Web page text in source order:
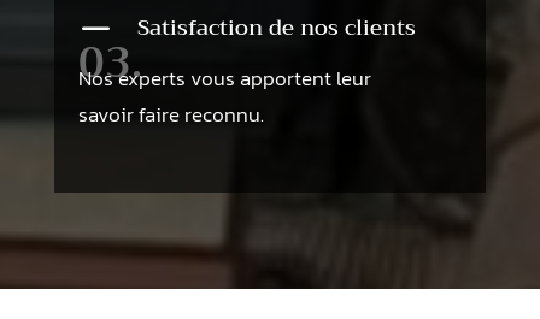
03.
K Satisfaction de nos clients
Nos experts vous apportent leur
savoir faire reconnu.